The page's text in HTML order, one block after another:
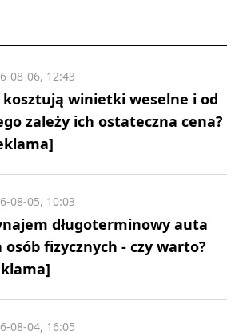
winietki weselne i od
zależy ich ostateczna cena?
08-06, 12:43
długoterminowy auta
osób fizycznych - czy warto?
08-05, 10:03
08-04, 16:05